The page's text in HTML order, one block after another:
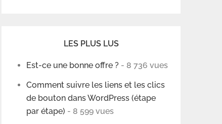
LES PLUS LUS
Est-ce une bonne offre ? - 8 736 vues
Comment suivre les liens et les clics
de bouton dans WordPress (étape
par étape) - 8 599 vues